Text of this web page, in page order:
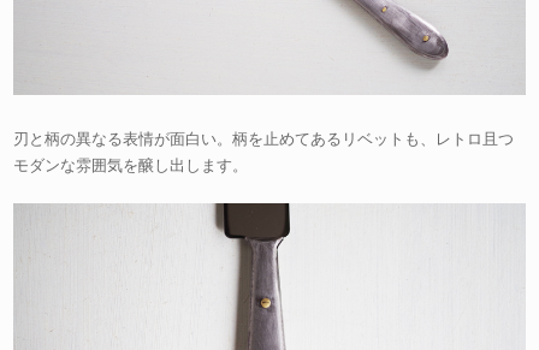
刃と柄の異なる表情が面白い。柄を止めてあるリベットも、レトロ且つ
モダンな雰囲気を醸し出します。